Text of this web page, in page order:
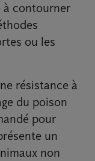
à contourner
ou les
résistance à
du poison
pour
un
non